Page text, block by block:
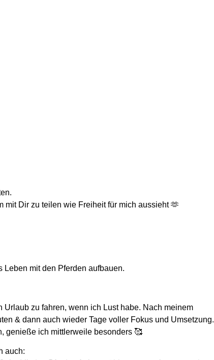
mit Dir zu teilen wie Freiheit für mich aussieht 🫶
Leben mit den Pferden aufbauen.
zu fahren, wenn ich Lust habe. Nach meinem
& dann auch wieder Tage voller Fokus und Umsetzung.
genieße ich mittlerweile besonders 🥰
auch: